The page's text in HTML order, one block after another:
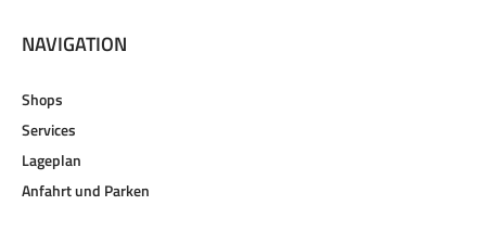
NAVIGATION
Shops
Services
Lageplan
Anfahrt und Parken